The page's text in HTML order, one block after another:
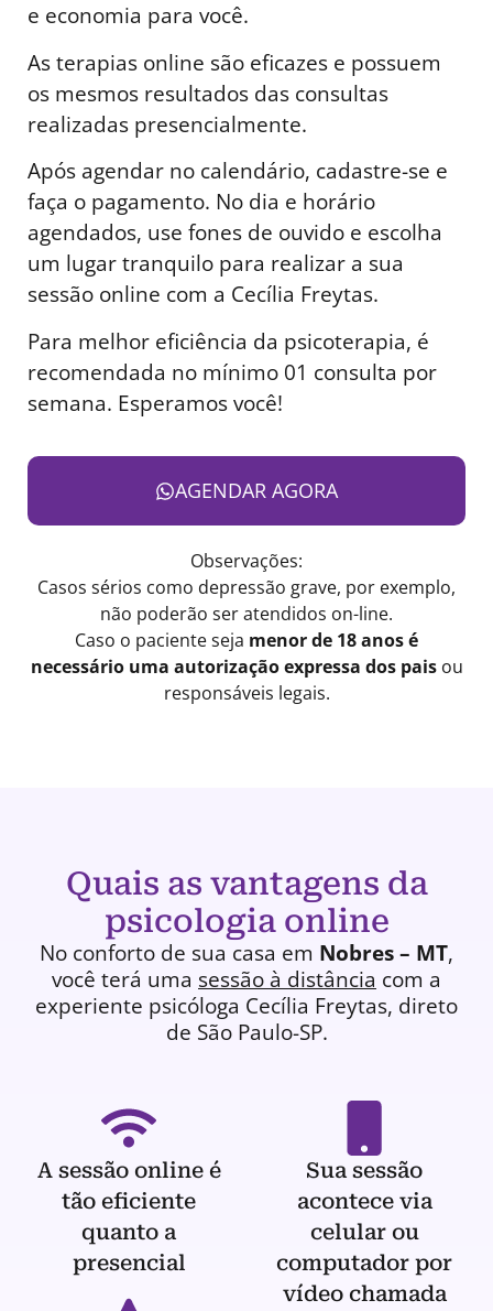
e economia para você.
As terapias online são eficazes e possuem
os mesmos resultados das consultas
realizadas presencialmente.
Após agendar no calendário, cadastre-se e
faça o pagamento. No dia e horário
agendados, use fones de ouvido e escolha
um lugar tranquilo para realizar a sua
sessão online com a Cecília Freytas.
Para melhor eficiência da psicoterapia, é
recomendada no mínimo 01 consulta por
semana. Esperamos você!
AGENDAR AGORA
Observações:
Casos sérios como depressão grave, por exemplo,
não poderão ser atendidos on-line.
Caso o paciente seja menor de 18 anos é
necessário uma autorização expressa dos paisou
responsáveis legais.
Quais as vantagens da
psicologia online
No conforto de sua casa em Nobres – MT,
você terá uma sessão à distância com a
experiente psicóloga Cecília Freytas, direto
de São Paulo-SP.
A sessão online é
tão eficiente
quanto a
presencial
Sua sessão
acontece via
celular ou
computador por
vídeo chamada